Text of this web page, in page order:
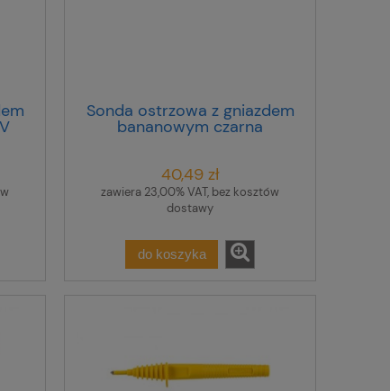
Sonda ostrzowa z gniazdem
bananowym czarna
WASONBLOGB1
40,49 zł
zawiera 23,00% VAT, bez kosztów
dostawy
do koszyka